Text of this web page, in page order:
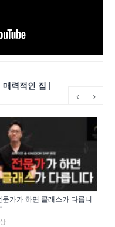
력적인 집 |
문가가 하면 클래스가 다릅니